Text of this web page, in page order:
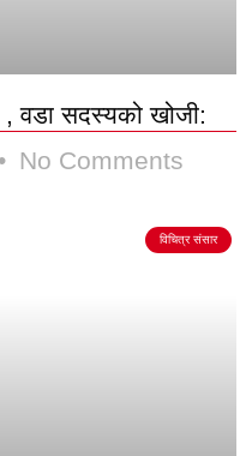
, वडा सदस्यको खोजी:
No Comments
विचित्र संसार